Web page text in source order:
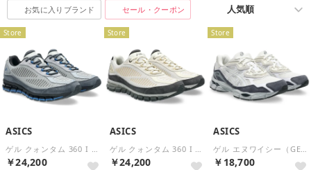
お気に入りブランド セール・クーポン
Store
ASICS
￥24,200
Store
ASICS
￥24,200
Store
ASICS
￥18,700